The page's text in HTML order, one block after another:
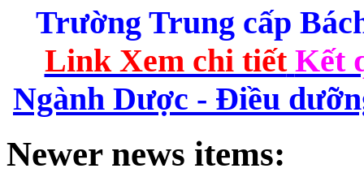
Trường Trung cấp
Link Xem chi tiết Kết
Ngành Dược - Điều
Newer news items: